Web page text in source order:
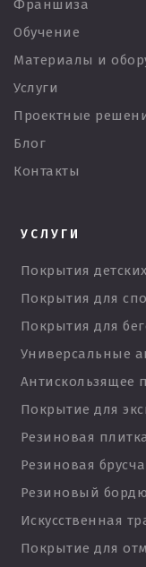
Франшиза
Обучение
Материалы и
Услуги
Проектные
Блог
Контакты
УСЛУГИ
Покрытия
Покрытия для
Покрытия для
Универсальные
Антискользящее
Покрытие для
Резиновая
Резиновая
Резиновый
Искусственная
Покрытие для